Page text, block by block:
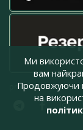
Ми
вам
Продовжуючи
на